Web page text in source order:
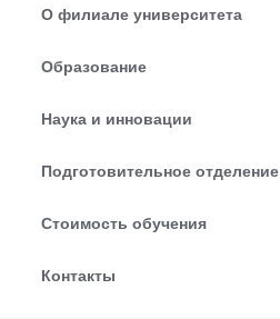
О филиале университета
Образование
Наука и инновации
Подготовительное отделение
Стоимость обучения
Контакты